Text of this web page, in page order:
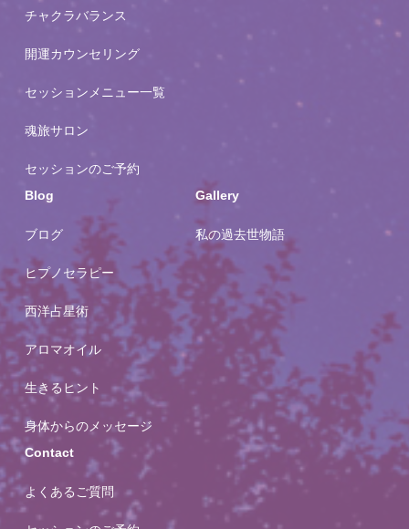
チャクラバランス
開運カウンセリング
セッションメニュー一覧
魂旅サロン
セッションのご予約
Blog
ブログ
ヒプノセラピー
西洋占星術
アロマオイル
生きるヒント
身体からのメッセージ
Gallery
私の過去世物語
Contact
よくあるご質問